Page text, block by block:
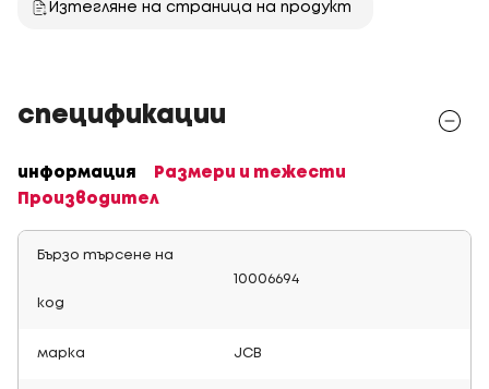
Изтегляне на страница на продукт
спецификации
информация
Размери и тежести
Производител
Бързо търсене на
код
10006694
марка JCB